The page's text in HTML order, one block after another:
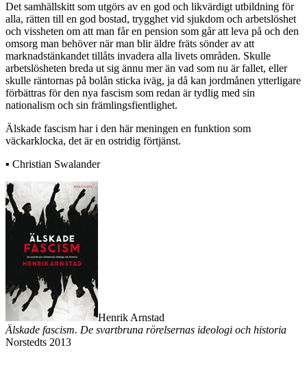
Det samhällskitt som utgörs av en god och likvärdigt utbildning för
alla, rätten till en god bostad, trygghet vid sjukdom och arbetslöshet
och vissheten om att man får en pension som går att leva på och den
omsorg man behöver när man blir äldre fräts sönder av att
marknadstänkandet tillåts invadera alla livets områden. Skulle
arbetslösheten breda ut sig ännu mer än vad som nu är fallet, eller
skulle räntornas på bolån sticka iväg, ja då kan jordmånen ytterligare
förbättras för den nya fascism som redan är tydlig med sin
nationalism och sin främlingsfientlighet.
Älskade fascism har i den här meningen en funktion som
väckarklocka, det är en ostridig förtjänst.
▪ Christian Swalander
Henrik Arnstad
Älskade fascism. De svartbruna rörelsernas ideologi och historia
Norstedts 2013